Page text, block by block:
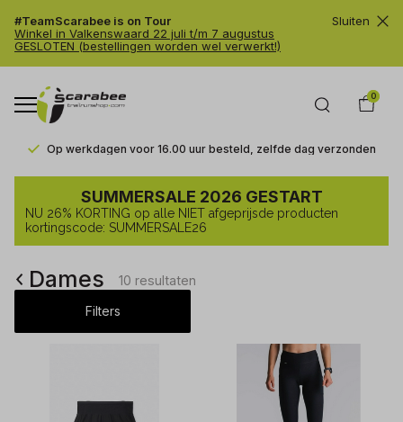
#TeamScarabee is on Tour
Winkel in Valkenswaard 22 juli t/m 7 augustus
GESLOTEN (bestellingen worden wel verwerkt!)
Sluiten
0
Op werkdagen voor 16.00 uur besteld, zelfde dag verzonden
Zoekresultaten
voor
genesis'
Trailrunshop
SUMMERSALE 2026 GESTART
NU 26% KORTING op alle NIET afgeprijsde producten
kortingscode: SUMMERSALE26
Dames 10 resultaten
Filters